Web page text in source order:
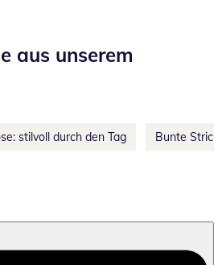
aus unserem
stilvoll durch den Tag Bunte